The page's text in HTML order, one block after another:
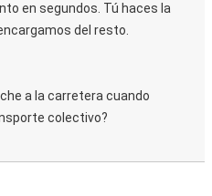
en segundos. Tú haces la
del resto.
a la carretera cuando
colectivo?